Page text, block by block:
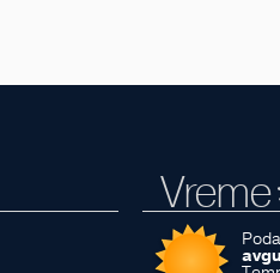
Vreme